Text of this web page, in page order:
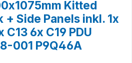
Kitted
+ Side Panels inkl. 1x
6x C19 PDU
001 P9Q46A